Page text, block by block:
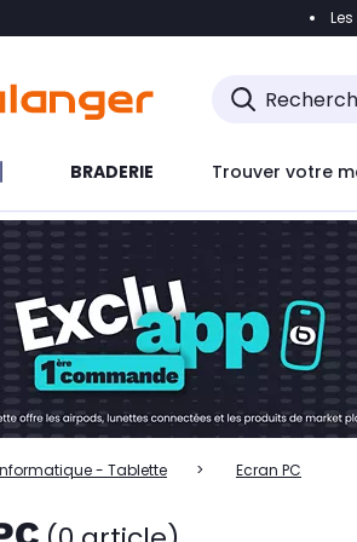
Accéder
au chatbot
BRADERIE Trouver votre
- Tablette Ecran PC